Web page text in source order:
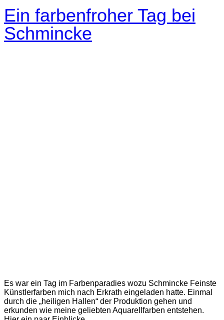
Ein farbenfroher Tag bei
Schmincke
Es war ein Tag im Farbenparadies wozu Schmincke Feinste
Künstlerfarben mich nach Erkrath eingeladen hatte. Einmal
durch die „heiligen Hallen“ der Produktion gehen und
erkunden wie meine geliebten Aquarellfarben entstehen.